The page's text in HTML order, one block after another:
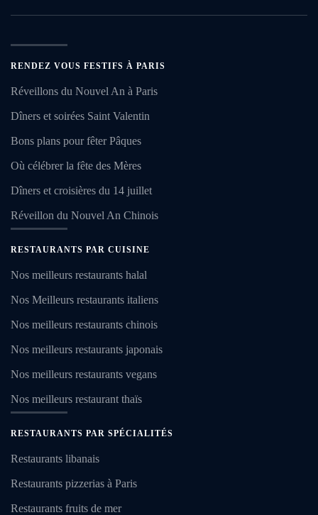
RENDEZ VOUS FESTIFS À PARIS
Réveillons du Nouvel An à Paris
Dîners et soirées Saint Valentin
Bons plans pour fêter Pâques
Où célébrer la fête des Mères
Dîners et croisières du 14 juillet
Réveillon du Nouvel An Chinois
RESTAURANTS PAR CUISINE
Nos meilleurs restaurants halal
Nos Meilleurs restaurants italiens
Nos meilleurs restaurants chinois
Nos meilleurs restaurants japonais
Nos meilleurs restaurants vegans
Nos meilleurs restaurant thaïs
RESTAURANTS PAR SPÉCIALITÉS
Restaurants libanais
Restaurants pizzerias à Paris
Restaurants fruits de mer